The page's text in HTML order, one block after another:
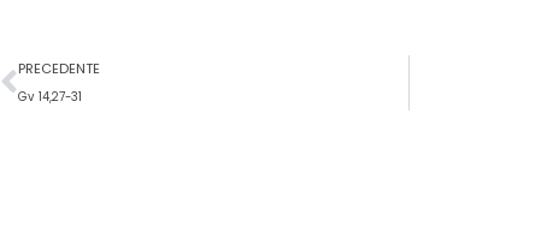
Precedente
PRECEDENTE
Gv 14,27-31